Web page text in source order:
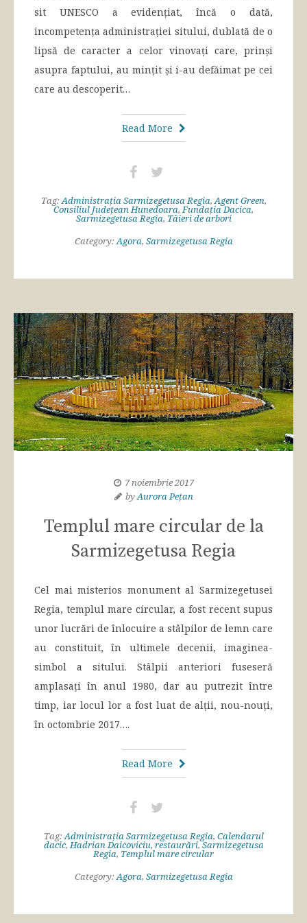
sit UNESCO a evidențiat, încă o dată,
incompetența administrației sitului, dublată de o
lipsă de caracter a celor vinovați care, prinși
asupra faptului, au mințit și i-au defăimat pe cei
care au descoperit…
Read More
Tag:Administrația Sarmizegetusa Regia,Agent Green,
Consiliul Județean Hunedoara,Fundația Dacica,
Sarmizegetusa Regia, Tăieri de arbori
Category:Agora, Sarmizegetusa Regia
7 noiembrie 2017
byAurora Pețan
Templul mare circular de la
Sarmizegetusa Regia
Cel mai misterios monument al Sarmizegetusei
Regia, templul mare circular, a fost recent supus
unor lucrări de înlocuire a stâlpilor de lemn care
au constituit, în ultimele decenii, imaginea-
simbol a sitului. Stâlpii anteriori fuseseră
amplasați în anul 1980, dar au putrezit între
timp, iar locul lor a fost luat de alții, nou-nouți,
în octombrie 2017….
Read More
Tag:Administrația Sarmizegetusa Regia, Calendarul
dacic,Hadrian Daicoviciu, restaurări,Sarmizegetusa
Regia, Templul mare circular
Category:Agora, Sarmizegetusa Regia